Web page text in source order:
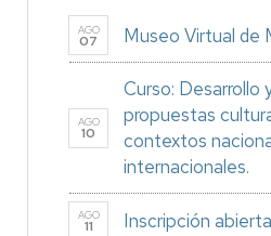
AGO
07 Museo Virtual de
AGO
10
Curso: Desarrollo
propuestas
contextos
internacionales.
AGO
11 Inscripción